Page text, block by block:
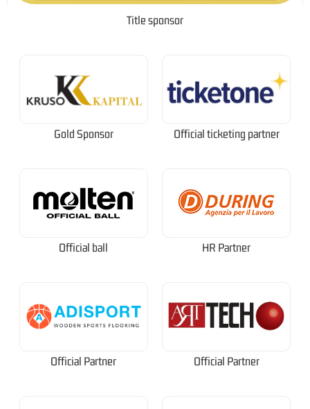
Title sponsor
Gold Sponsor Official ticketing partner
Official ball HR Partner
Official Partner Official Partner